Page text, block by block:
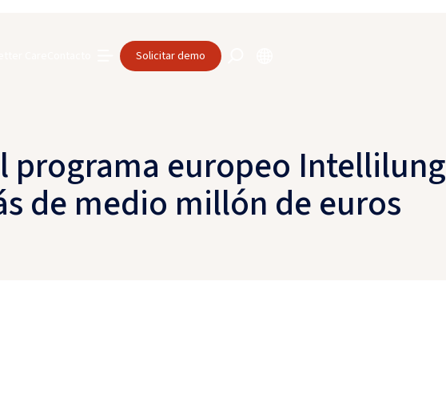
Solicitar demo
programa europeo Intellilung
de medio millón de euros